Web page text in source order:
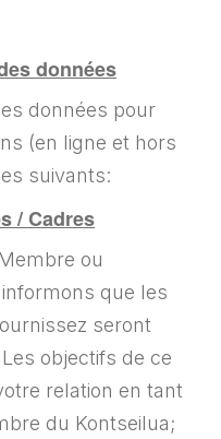
données
données pour
(en ligne et hors
suivants:
/ Cadres
ou
que les
seront
objectifs de ce
relation en tant
du Kontseilua;